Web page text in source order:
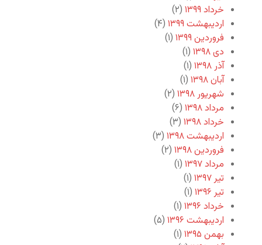
خرداد ۱۳۹۹
(۲)
اردیبهشت ۱۳۹۹
(۴)
فروردین ۱۳۹۹
(۱)
دی ۱۳۹۸
(۱)
آذر ۱۳۹۸
(۱)
آبان ۱۳۹۸
(۱)
شهریور ۱۳۹۸
(۲)
مرداد ۱۳۹۸
(۶)
خرداد ۱۳۹۸
(۳)
اردیبهشت ۱۳۹۸
(۳)
فروردین ۱۳۹۸
(۲)
مرداد ۱۳۹۷
(۱)
تیر ۱۳۹۷
(۱)
تیر ۱۳۹۶
(۱)
خرداد ۱۳۹۶
(۱)
اردیبهشت ۱۳۹۶
(۵)
بهمن ۱۳۹۵
(۱)